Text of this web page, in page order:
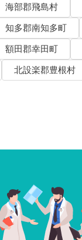
海部郡飛島村
知多郡南知多町
額田郡幸田町
北設楽郡豊根村